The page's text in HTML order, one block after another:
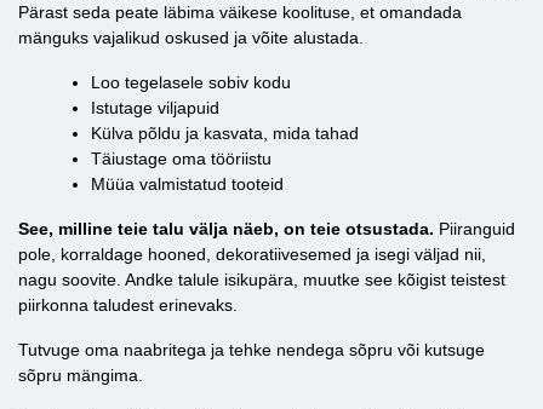
Pärast seda peate läbima väikese koolituse, et omandada
mänguks vajalikud oskused ja võite alustada.
Loo tegelasele sobiv kodu
Istutage viljapuid
Külva põldu ja kasvata, mida tahad
Täiustage oma tööriistu
Müüa valmistatud tooteid
See, milline teie talu välja näeb, on teie otsustada. Piiranguid
pole, korraldage hooned, dekoratiivesemed ja isegi väljad nii,
nagu soovite. Andke talule isikupära, muutke see kõigist teistest
piirkonna taludest erinevaks.
Tutvuge oma naabritega ja tehke nendega sõpru või kutsuge
sõpru mängima.